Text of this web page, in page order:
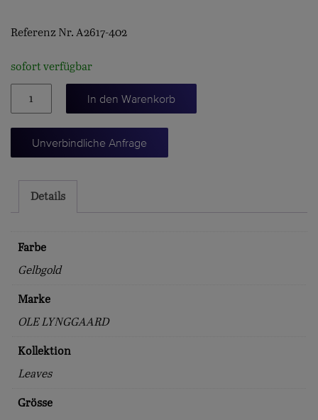
Referenz Nr. A2617-402
sofort verfügbar
Anhänger
In den Warenkorb
Unverbindliche Anfrage
Details
Farbe
Gelbgold
Marke
OLE LYNGGAARD
Kollektion
Leaves
Grösse